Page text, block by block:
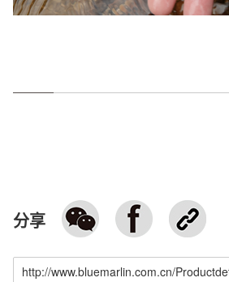
分享